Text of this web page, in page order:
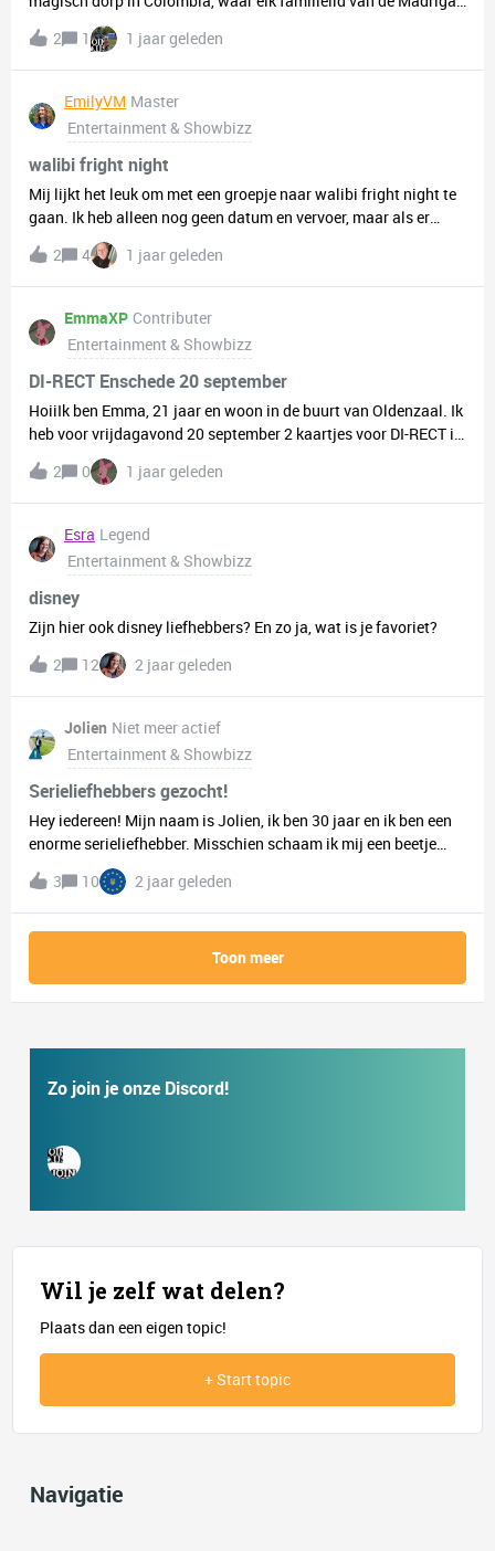
een unieke gave heeft. Ja, iedereen behalve Mirabel, het hoofd
personage. Maar is ze daardoor minder speciaal? Hell no!Ik heb
zelf erg genoten van de film, veel grappige momenten met
ezels, en andere dieren. Maar er zit ook wel een serieuze
ondertoon aan de film. Hoe belangrijk familie is, en dat
iedereen zichzelf mag zijn😊.Heb jij Encanto al gezien en wat
vond je ervan? 👇🏻
2 1 1 jaar geleden
EmilyVM Master
Entertainment & Showbizz
walibi fright night
Mij lijkt het leuk om met een groepje naar walibi fright night te
gaan. Ik heb alleen nog geen datum en vervoer, maar als er
mensen zijn die dit ook leuk vinden kan ik een discord groep
maken, mijn discord is emilyvm. We kunnen dit in de groep
verder bespreken hoe we dit kunnen regelen.
2 4 1 jaar geleden
EmmaXP Contributer
Entertainment & Showbizz
DI-RECT Enschede 20 september
HoiiIk ben Emma, 21 jaar en woon in de buurt van Oldenzaal. Ik
heb voor vrijdagavond 20 september 2 kaartjes voor DI-RECT in
het muziektheater in Enschede. Nu ben ik nog opzoek naar 1
persoon (het liefst tussen de 18 en 23 jaar) die het leuk zou
vinden om die avond samen te gaan. Ook zou het leuk zijn als
we hier eventueel een vriendschap aan over zouden kunnen
houden! Groetjes, Emma :)
2 0 1 jaar geleden
Esra Legend
Entertainment & Showbizz
disney
Zijn hier ook disney liefhebbers? En zo ja, wat is je favoriet?
2
12 2 jaar geleden
Jolien Niet meer actief
Entertainment & Showbizz
Serieliefhebbers gezocht!
Hey iedereen! Mijn naam is Jolien, ik ben 30 jaar en ik ben een
enorme serieliefhebber. Misschien schaam ik mij een beetje
voor het feit hoeveel series ik al verslonden heb in mijn leven
haha. 😊 Hoeveel series heb jij al gezien en wat zijn jouw
favoriete genres? Ik zal nu alleen een gedeelte ervan hier
neerzetten. Het lijkt me erg leuk om tips uit te delen en te lezen
welke jij uit het rijtje hieronder hebt gezien…En wie weet bloeit
er een leuke vriendschap op! Alta mar The Stranger Young
Royals Girlboss Berlín Behind Her Eyes Liebes Kind Fool Me
Quicksand Stranger Things 13 Reasons Why Heartstopper
Ginny &amp; Georgia Atypical Archive 81 Lupin Unbelievable
Better Call Saul La casa de papel Glitch The Good Doctor Top
3 10 2 jaar geleden
Toon meer
Zo join je onze Discord!
Wil je zelf wat delen?
Plaats dan een eigen topic!
+ Start topic
Navigatie